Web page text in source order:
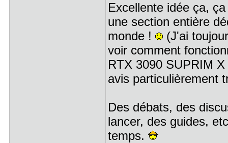
Excellente idée ça,
une section entière
monde !
(J'ai
voir comment
RTX 3090 SUPRIM
avis particulièrement
Des débats, des
lancer, des guides,
temps.